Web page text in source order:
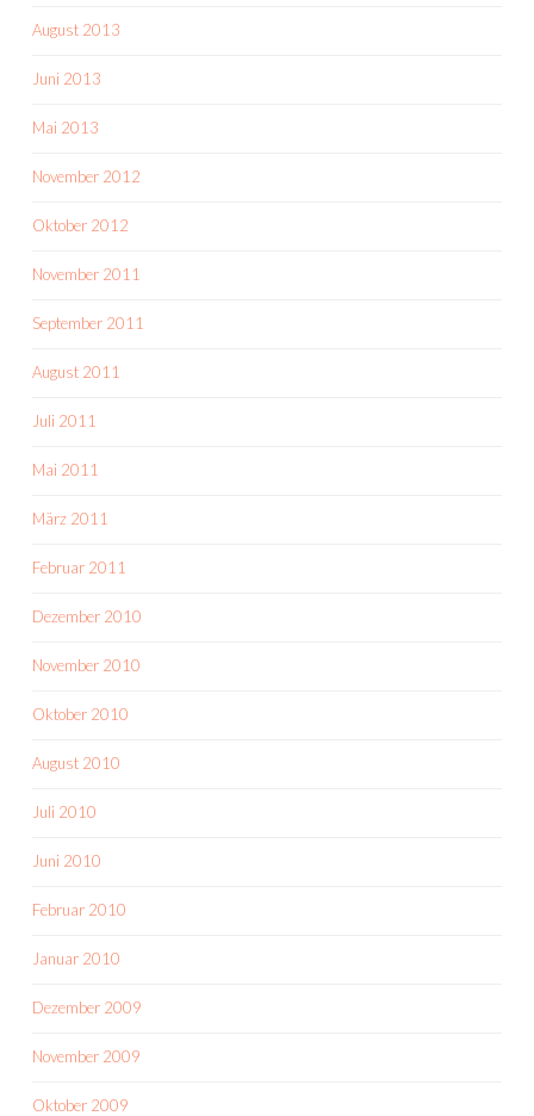
August 2013
Juni 2013
Mai 2013
November 2012
Oktober 2012
November 2011
September 2011
August 2011
Juli 2011
Mai 2011
März 2011
Februar 2011
Dezember 2010
November 2010
Oktober 2010
August 2010
Juli 2010
Juni 2010
Februar 2010
Januar 2010
Dezember 2009
November 2009
Oktober 2009